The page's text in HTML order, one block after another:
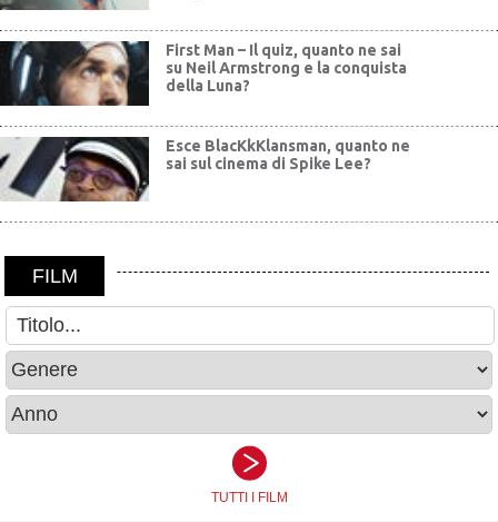
First Man – Il quiz, quanto ne sai
su Neil Armstrong e la conquista
della Luna?
Esce BlacKkKlansman, quanto ne
sai sul cinema di Spike Lee?